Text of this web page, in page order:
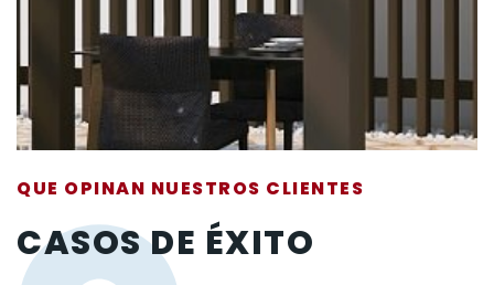
QUE OPINAN NUESTROS CLIENTES
CASOS DE ÉXITO